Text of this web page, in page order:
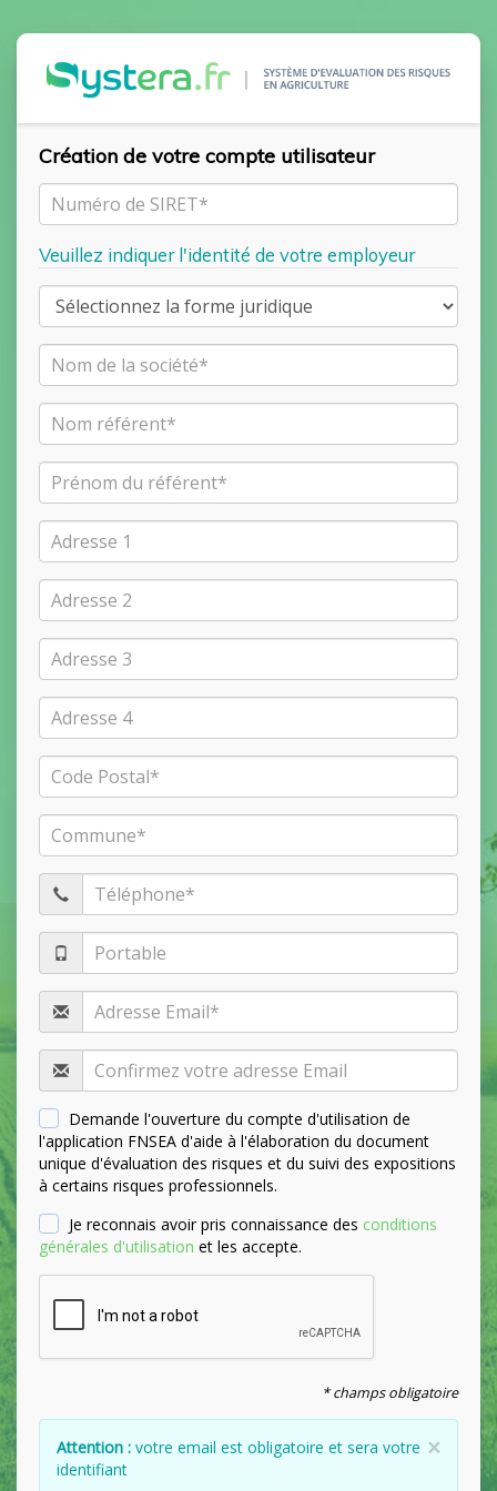
Création de votre compte utilisateur
Veuillez indiquer l'identité de votre employeur
Demande l'ouverture du compte d'utilisation de
l'application FNSEA d'aide à l'élaboration du document
unique d'évaluation des risques et du suivi des expositions
à certains risques professionnels.
Je reconnais avoir pris connaissance des conditions
générales d'utilisation et les accepte.
* champs obligatoire
×
Attention : votre email est obligatoire et sera votre
identifiant